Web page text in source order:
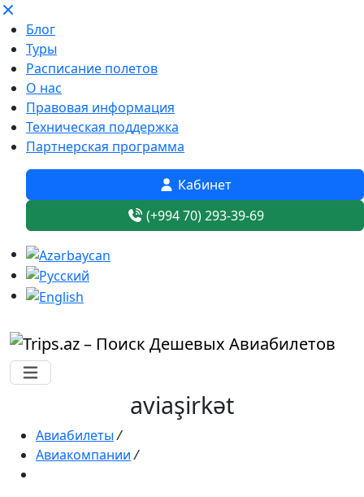
Блог
Туры
Расписание полетов
О нас
Правовая информация
Техническая поддержка
Партнерская программа
Кабинет
(+994 70) 293-39-69
aviaşirkət
Авиабилеты /
Авиакомпании /